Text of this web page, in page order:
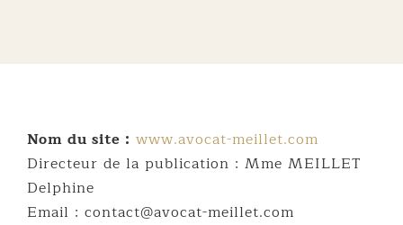
Nom du site : www.avocat-meillet.com
Directeur de la publication : Mme MEILLET
Delphine
Email : contact@avocat-meillet.com